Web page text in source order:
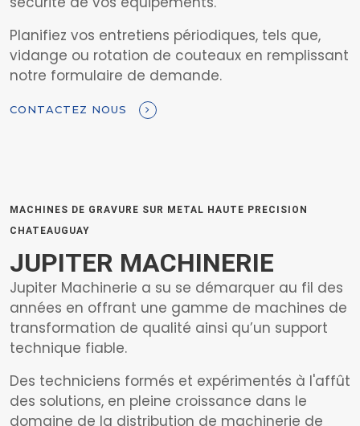
Planifiez vos entretiens périodiques, tels que,
vidange ou rotation de couteaux en remplissant
notre formulaire de demande.
CONTACTEZ NOUS
MACHINES DE GRAVURE SUR METAL HAUTE PRECISION
CHATEAUGUAY
JUPITER MACHINERIE
Jupiter Machinerie a su se démarquer au fil des
années en offrant une gamme de machines de
transformation de qualité ainsi qu’un support
technique fiable.
Des techniciens formés et expérimentés à l'affût
des solutions, en pleine croissance dans le
domaine de la distribution de machinerie de